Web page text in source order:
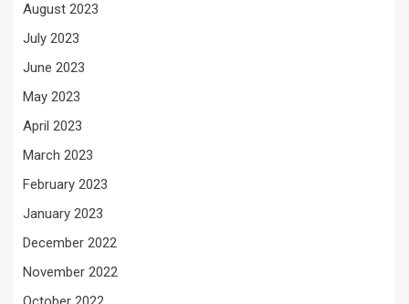
August 2023
July 2023
June 2023
May 2023
April 2023
March 2023
February 2023
January 2023
December 2022
November 2022